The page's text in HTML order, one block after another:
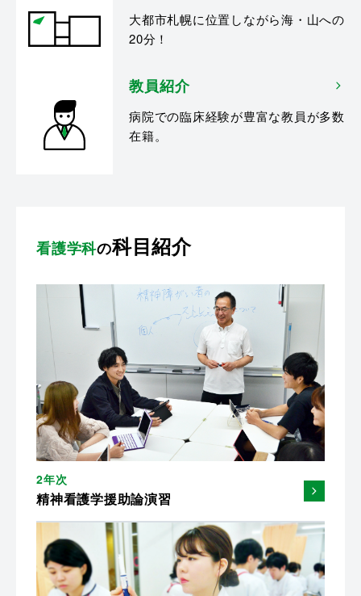
大都市札幌に位置しながら海・山への
20分！
教員紹介
病院での臨床経験が豊富な教員が多数
在籍。
看護学科の科目紹介
2年次
精神看護学援助論演習